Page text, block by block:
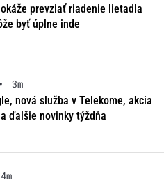
prevziať riadenie lietadla
byť úplne inde
•
3m
nová služba v Telekome, akcia
ďalšie novinky týždňa
4m